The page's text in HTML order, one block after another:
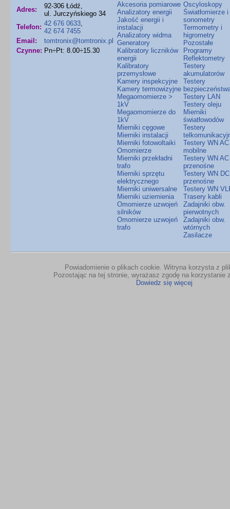
Adres:
92-306 Łódź,
ul. Jurczyńskiego 34
Telefon: 42 676 0633,
42 674 7455
Email:
tomtronix@tomtronix.pl
Czynne: Pn÷Pt: 8.00÷15.30
Akcesoria pomiarowe
Analizatory energii
Jakość energii i
instalacji
Analizatory widma
Generatory
Kalibratory liczników
energii
Kalibratory
przemysłowe
Kamery inspekcyjne
Kamery termowizyjne
Megaomomierze >
1kV
Megaomomierze do
1kV
Mierniki cęgowe
Mierniki instalacji
Mierniki fotowoltaiki
Omomierze
Mierniki przekładni
trafo
Mierniki sprzętu
elektrycznego
Mierniki uniwersalne
Mierniki uziemienia
Omomierze uzwojeń
silników
Omomierze uzwojeń
trafo
Oscyloskopy
Światłomierze i
sonometry
Termometry i
higrometry
Pozostałe
Programy
Reflektometry
Testery
akumulatorów
Testery
Testery LAN
Testery oleju
Mierniki
światłowodów
Testery
Testery WN AC
mobilne
Testery WN AC
przenośne
Testery WN DC
przenośne
Testery WN
Trasery kabli
Zadajniki obw.
pierwotnych
Zadajniki obw.
wtórnych
Zasilacze
Powiadomienie o plikach cookie. Witryna korzysta z
Pozostając na tej stronie, wyrażasz zgodę na korzystanie
Dowiedz się więcej